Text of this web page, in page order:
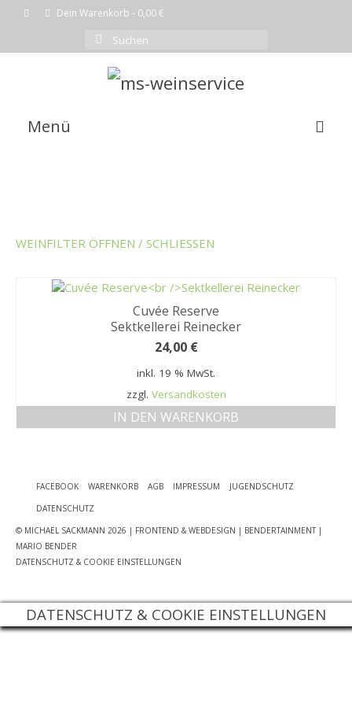
Dein Warenkorb - 0,00€
Suchen
nach:
Menü
SHOP
Datenschutzbelehrung
Widerrufsbelehrung
Zahlungsarten
WEIN-ABO
FRAGEBOGEN
KONTAKT
WEINFILTER ÖFFNEN / SCHLIESSEN
Cuvée Reserve
Sektkellerei Reinecker
24,00 €
inkl. 19 % MwSt.
zzgl. Versandkosten
IN DEN WARENKORB
FACEBOOK WARENKORB AGB IMPRESSUM
JUGENDSCHUTZ
DATENSCHUTZ
© MICHAEL SACKMANN 2026 | FRONTEND & WEBDESIGN | BENDERTAINMENT |
MARIO BENDER
DATENSCHUTZ & COOKIE EINSTELLUNGEN
DATENSCHUTZ & COOKIE EINSTELLUNGEN